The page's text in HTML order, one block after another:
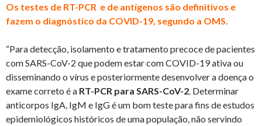
Os testes de RT-PCR e de antígenos são definitivos e
fazem o diagnóstico da COVID-19, segundo a OMS.
“Para detecção, isolamento e tratamento precoce de pacientes
com SARS-CoV-2 que podem estar com COVID-19 ativa ou
disseminando o vírus e posteriormente desenvolver a doença o
exame correto é a RT-PCR para SARS-CoV-2 . Determinar
anticorpos IgA, IgM e IgG é um bom teste para fins de estudos
epidemiológicos históricos de uma população, não servindo